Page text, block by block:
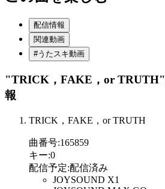
配信情報
関連動画
#うたスキ動画
"TRICK，FAKE，or TRUTH"
報
TRICK，FAKE，or TRUTH
曲番号:165859
キー:0
配信予定:配信済み
JOYSOUND X1